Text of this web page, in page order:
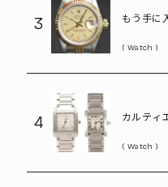
3
もう手に
Ref.69173
Watch
4
カルティ
Watch